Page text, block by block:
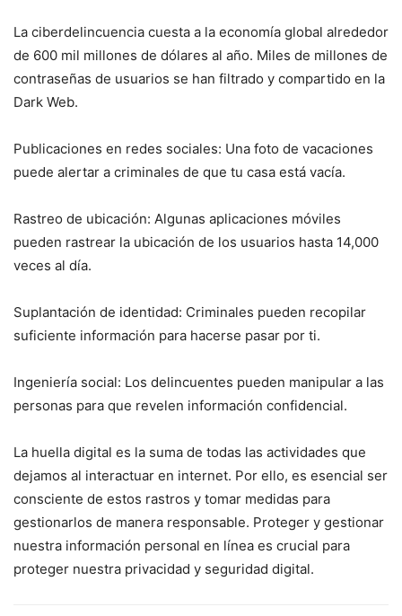
La ciberdelincuencia cuesta a la economía global alrededor
de 600 mil millones de dólares al año. Miles de millones de
contraseñas de usuarios se han filtrado y compartido en la
Dark Web.
Publicaciones en redes sociales: Una foto de vacaciones
puede alertar a criminales de que tu casa está vacía.
Rastreo de ubicación: Algunas aplicaciones móviles
pueden rastrear la ubicación de los usuarios hasta 14,000
veces al día.
Suplantación de identidad: Criminales pueden recopilar
suficiente información para hacerse pasar por ti.
Ingeniería social: Los delincuentes pueden manipular a las
personas para que revelen información confidencial.
La huella digital es la suma de todas las actividades que
dejamos al interactuar en internet. Por ello, es esencial ser
consciente de estos rastros y tomar medidas para
gestionarlos de manera responsable. Proteger y gestionar
nuestra información personal en línea es crucial para
proteger nuestra privacidad y seguridad digital.